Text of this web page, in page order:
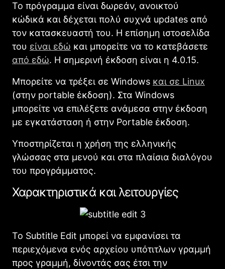
Το πρόγραμμα είναι δωρεάν, ανοικτού
κώδικά και δέχεται πολύ συχνά updates από
τον κατασκευαστή του. Η επίσημη ιστοσελίδα
του είναι εδώ και μπορείτε να το κατεβάσετε
από εδώ. Η σημερινή έκδοση είναι η 4.0.15.
Μπορείτε να τρέξει σε Windows και σε Linux
(στην portable έκδοση). Στα Windows
μπορείτε να επιλέξετε ανάμεσα στην έκδοση
με εγκατάσταση ή στην Portable έκδοση.
Υποστηρίζεται η χρήση της ελληνικής
γλώσσας στα μενού και στα πλαίσια διαλόγου
του προγράμματος.
Χαρακτηριστικά και λειτουργίες
Το Subtitle Edit μπορεί να εμφανίσει τα
περιεχόμενα ενός αρχείου υπότιτλων γραμμή
προς γραμμή, δίνοντάς σας έτσι την